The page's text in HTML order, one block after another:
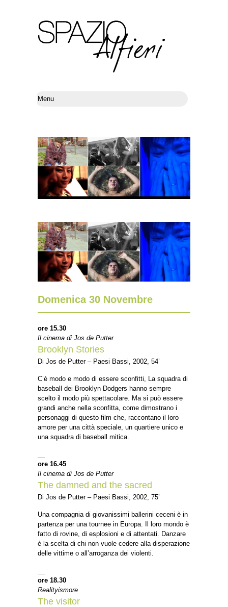
Domenica 30 Novembre
ore 15.30
Il cinema di Jos de Putter
Brooklyn Stories
Di Jos de Putter – Paesi Bassi, 2002, 54’
C’è modo e modo di essere sconfitti, La squadra di
baseball dei Brooklyn Dodgers hanno sempre
scelto il modo più spettacolare. Ma si può essere
grandi anche nella sconfitta, come dimostrano i
personaggi di questo film che, raccontano il loro
amore per una città speciale, un quartiere unico e
una squadra di baseball mitica.
ore 16.45
Il cinema di Jos de Putter
The damned and the sacred
Di Jos de Putter – Paesi Bassi, 2002, 75’
Una compagnia di giovanissimi ballerini ceceni è in
partenza per una tournee in Europa. Il loro mondo è
fatto di rovine, di esplosioni e di attentati. Danzare
è la scelta di chi non vuole cedere alla disperazione
delle vittime o all’arroganza dei violenti.
ore 18.30
Realityismore
The visitor